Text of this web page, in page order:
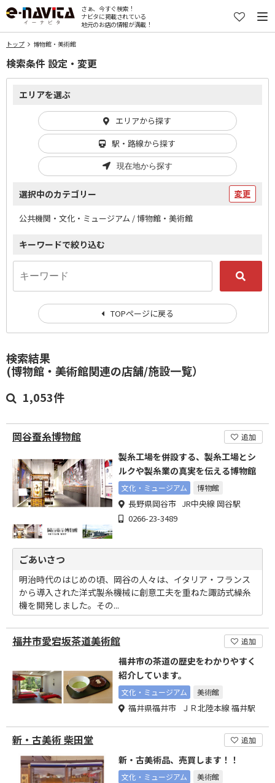
さぁ、今すぐ検索！
ナビタに掲載されている
地元のお店の情報が満載！
トップ 博物館・美術館
検索結果
(博物館・美術館関連の店舗/施設一覧）
1,053件
岡谷蚕糸博物館 追加
製糸工場を併設する、製糸工場とシ
ルクや製糸業の真実を伝える博物館
文化・ミュージアム 博物館
長野県岡谷市 JR中央線 岡谷駅
0266-23-3489
ごあいさつ
明治時代のはじめの頃、岡谷の人々は、イタリア・フランス
から導入された洋式製糸機械に創意工夫を重ねた諏訪式繰糸
機を開発しました。その...
福井市愛宕坂茶道美術館 追加
福井市の茶道の歴史をわかりやすく
紹介しています。
文化・ミュージアム 美術館
福井県福井市 ＪＲ北陸本線 福井駅
新・古美術 柴田堂 追加
新・古美術品、売買します！！
文化・ミュージアム 美術館
検索条件 設定・変更
エリアを選ぶ
エリアから探す
駅・路線から探す
現在地から探す
選択中のカテゴリー 変更
公共機関・文化・ミュージアム / 博物館・美術館
キーワードで絞り込む
TOPページに戻る